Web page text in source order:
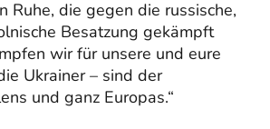
Ruhe, die gegen die russische,
Besatzung gekämpft
wir für unsere und eure
Ukrainer – sind der
und ganz Europas.“